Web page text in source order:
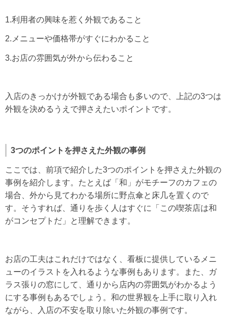
1.利用者の興味を惹く外観であること
2.メニューや価格帯がすぐにわかること
3.お店の雰囲気が外から伝わること
入店のきっかけが外観である場合も多いので、上記の3つは
外観を決めるうえで押さえたいポイントです。
3つのポイントを押さえた外観の事例
ここでは、前項で紹介した3つのポイントを押さえた外観の
事例を紹介します。たとえば「和」がモチーフのカフェの
場合、外から見てわかる場所に野点傘と床几を置くので
す。そうすれば、通りを歩く人はすぐに「この喫茶店は和
がコンセプトだ」と理解できます。
お店の工夫はこれだけではなく、看板に提供しているメニ
ューのイラストを入れるような事例もあります。また、ガ
ラス張りの窓にして、通りから店内の雰囲気がわかるよう
にする事例もあるでしょう。和の世界観を上手に取り入れ
ながら、入店の不安を取り除いた外観の事例です。